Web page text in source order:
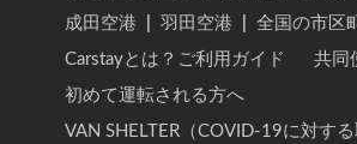
成田空港
羽田空港
全国の市区
Carstayとは？ご利用ガイド
共同
初めて運転される方へ
VAN SHELTER（COVID-19に対する